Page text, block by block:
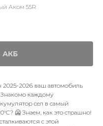
Аком 55R
АКБ
2026 ваш автомобиль
Знакомо каждому
сел в самый
🥶 Знаем, как это страшно!
с этой